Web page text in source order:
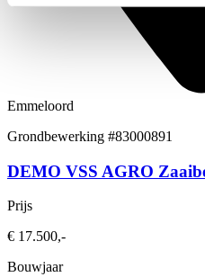
Emmeloord
Grondbewerking #83000891
DEMO VSS AGRO
Prijs
€ 17.500,-
Bouwjaar